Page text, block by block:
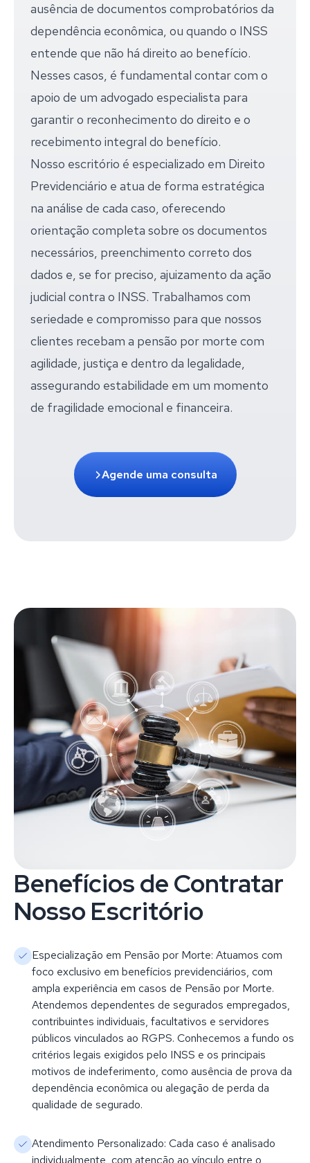
ausência de documentos comprobatórios da
dependência econômica, ou quando o INSS
entende que não há direito ao benefício.
Nesses casos, é fundamental contar com o
apoio de um advogado especialista para
garantir o reconhecimento do direito e o
recebimento integral do benefício.
Nosso escritório é especializado em Direito
Previdenciário e atua de forma estratégica
na análise de cada caso, oferecendo
orientação completa sobre os documentos
necessários, preenchimento correto dos
dados e, se for preciso, ajuizamento da ação
judicial contra o INSS. Trabalhamos com
seriedade e compromisso para que nossos
clientes recebam a pensão por morte com
agilidade, justiça e dentro da legalidade,
assegurando estabilidade em um momento
de fragilidade emocional e financeira.
Agende uma consulta
Benefícios de Contratar
Nosso Escritório
Especialização em Pensão por Morte: Atuamos com
foco exclusivo em benefícios previdenciários, com
ampla experiência em casos de Pensão por Morte.
Atendemos dependentes de segurados empregados,
contribuintes individuais, facultativos e servidores
públicos vinculados ao RGPS. Conhecemos a fundo os
critérios legais exigidos pelo INSS e os principais
motivos de indeferimento, como ausência de prova da
dependência econômica ou alegação de perda da
qualidade de segurado.
Atendimento Personalizado: Cada caso é analisado
individualmente, com atenção ao vínculo entre o